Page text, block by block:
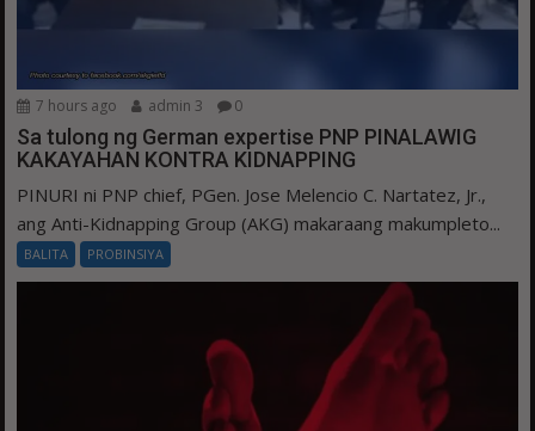
7 hours ago admin 3 0
Sa tulong ng German expertise PNP PINALAWIG
KAKAYAHAN KONTRA KIDNAPPING
PINURI ni PNP chief, PGen. Jose Melencio C. Nartatez, Jr.,
ang Anti-Kidnapping Group (AKG) makaraang makumpleto...
BALITA PROBINSIYA